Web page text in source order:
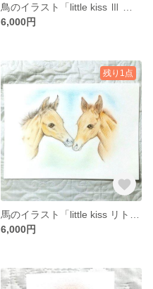
6,000円
残り1点
6,000円